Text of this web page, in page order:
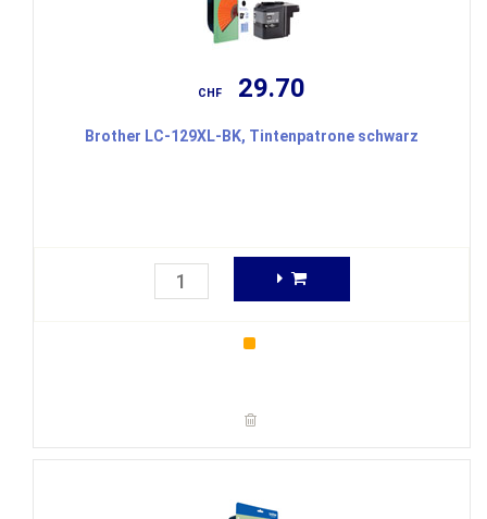
CHF 29.70
Brother LC-129XL-BK, Tintenpatrone schwarz